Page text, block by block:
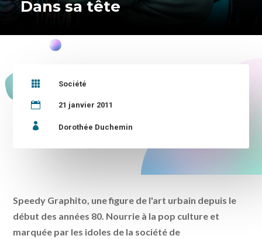
Dans sa tête
 Société
 21 janvier 2011
 Dorothée Duchemin
Speedy Graphito, une figure de l'art urbain depuis le
début des années 80. Nourrie à la pop culture et
marquée par les idoles de la société de